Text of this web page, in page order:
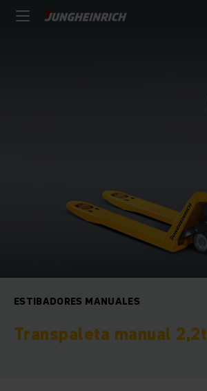
ESTIBADORES MANUALES
Transpaleta manual 2,2t